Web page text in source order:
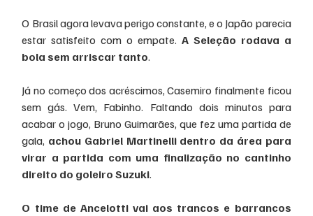
O Brasil agora levava perigo constante, e o Japão parecia
estar satisfeito com o empate. A Seleção rodava a
bola sem arriscar tanto.
Já no começo dos acréscimos, Casemiro finalmente ficou
sem gás. Vem, Fabinho. Faltando dois minutos para
acabar o jogo, Bruno Guimarães, que fez uma partida de
gala, achou Gabriel Martinelli dentro da área para
virar a partida com uma finalização no cantinho
direito do goleiro Suzuki.
O time de Ancelotti vai aos trancos e barrancos